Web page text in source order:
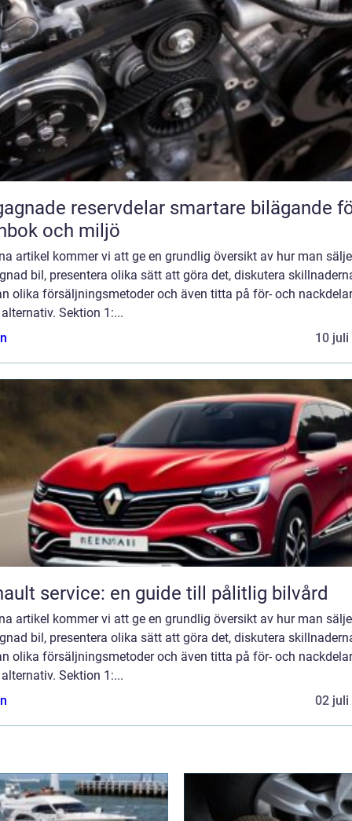
reservdelar smartare bilägande för
och miljö
artikel kommer vi att ge en grundlig översikt av hur man
bil, presentera olika sätt att göra det, diskutera
olika försäljningsmetoder och även titta på för- och
Sektion 1:...
10 juli
service: en guide till pålitlig bilvård
artikel kommer vi att ge en grundlig översikt av hur man
bil, presentera olika sätt att göra det, diskutera
olika försäljningsmetoder och även titta på för- och
Sektion 1:...
02 juli